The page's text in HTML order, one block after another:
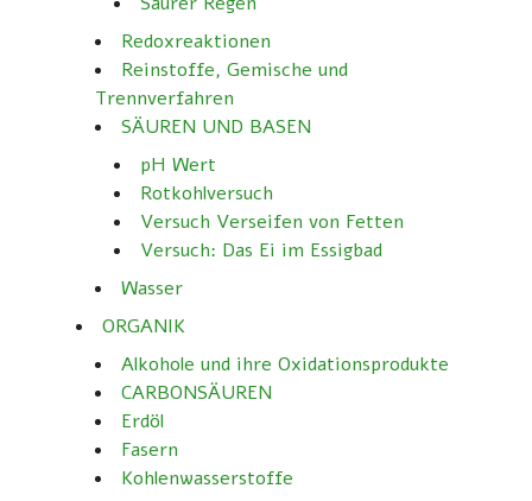
Redoxreaktionen
Reinstoffe, Gemische und
Trennverfahren
SÄUREN UND BASEN
pH Wert
Rotkohlversuch
Versuch Verseifen von Fetten
Versuch: Das Ei im Essigbad
Wasser
ORGANIK
Alkohole und ihre Oxidationsprodukte
CARBONSÄUREN
Erdöl
Fasern
Kohlenwasserstoffe